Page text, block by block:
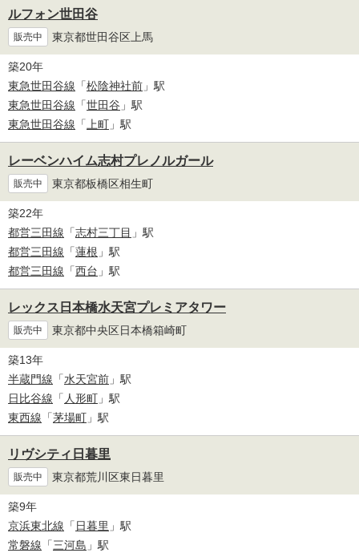
ルフォン世田谷
販売中 東京都世田谷区上馬
築20年
東急世田谷線 「松陰神社前 」駅
東急世田谷線 「世田谷 」駅
東急世田谷線 「 上町 」駅
レーベンハイム志村プレノルガール
販売中 東京都板橋区相生町
築22年
都営三田線 「志村三丁目 」駅
都営三田線 「蓮根 」駅
都営三田線 「西台 」駅
レックス日本橋水天宮プレミアタワー
販売中 東京都中央区日本橋箱崎町
築13年
半蔵門線 「水天宮前 」駅
日比谷線 「 人形町 」駅
東西線 「茅場町 」駅
リヴシティ日暮里
販売中 東京都荒川区東日暮里
築9年
京浜東北線 「 日暮里 」駅
常磐線 「三河島 」駅